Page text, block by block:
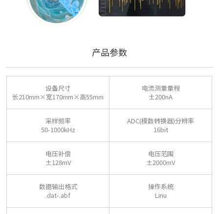
产品参数
设备尺寸
长210mm×宽170mm×高55mm
电流测量量程
±200nA
采样频率
50-1000kHz
ADC(模数转换器)分辨率
16bit
电压补偿
±128mV
电压范围
±2000mV
数据输出格式
.dat-.abf
操作系统
Linu